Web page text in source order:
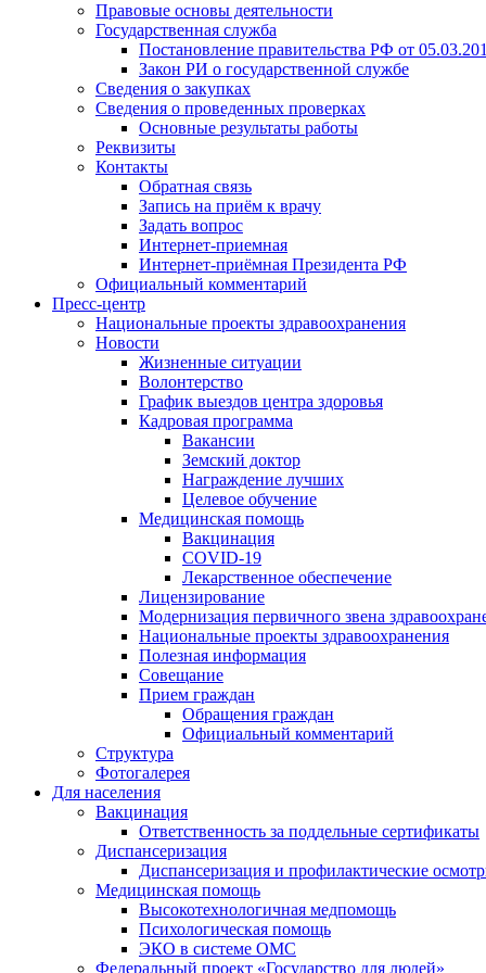
Правовые основы деятельности
Государственная служба
Постановление правительства РФ от
Закон РИ о государственной службе
Сведения о закупках
Сведения о проведенных проверках
Основные результаты работы
Реквизиты
Контакты
Обратная связь
Запись на приём к врачу
Задать вопрос
Интернет-приемная
Интернет-приёмная Президента РФ
Официальный комментарий
Пресс-центр
Национальные проекты здравоохранения
Новости
Жизненные ситуации
Волонтерство
График выездов центра здоровья
Кадровая программа
Вакансии
Земский доктор
Награждение лучших
Целевое обучение
Медицинская помощь
Вакцинация
COVID-19
Лекарственное обеспечение
Лицензирование
Модернизация первичного звена
Национальные проекты здравоохранения
Полезная информация
Совещание
Прием граждан
Обращения граждан
Официальный комментарий
Структура
Фотогалерея
Для населения
Вакцинация
Ответственность за поддельные сертификаты
Диспансеризация
Диспансеризация и профилактические
Медицинская помощь
Высокотехнологичная медпомощь
Психологическая помощь
ЭКО в системе ОМС
Федеральный проект «Государство для людей»